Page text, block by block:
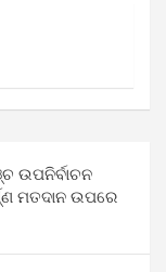
ଉପନିର୍ବାଚନ
ମତଦାନ ଉପରେ